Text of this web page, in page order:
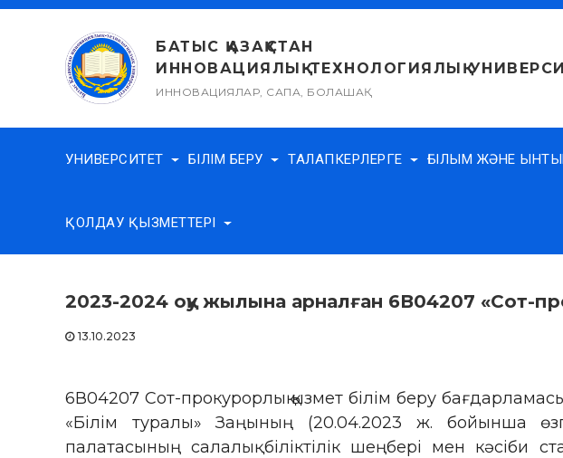
Skip
БАТЫС ҚАЗАҚСТАН
ИННОВАЦИЯЛЫҚ-ТЕХНОЛОГИЯЛЫҚ
ИННОВАЦИЯЛАР, САПА, БОЛАШАҚ
УНИВЕРСИТЕТ БІЛІМ БЕРУ ТАЛАПКЕРЛЕРГЕ ҒЫЛЫМ ЖӘНЕ
ҚОЛДАУ ҚЫЗМЕТТЕРІ
2023-2024 оқу жылына арналған 6В04207 «Сот-
13.10.2023
6В04207 Сот-прокурорлық қызмет білім беру
«Білім туралы» Заңының (20.04.2023 ж. бойынша
палатасының салалық біліктілік шеңбері мен кәсіби